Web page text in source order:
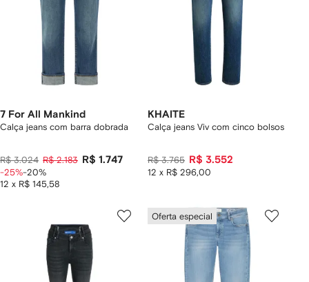
7 For All Mankind
Calça jeans com barra dobrada
R$ 3.024 R$ 2.183 R$ 1.747
12 x R$ 145,58
-25%-20%
KHAITE
Calça jeans Viv com cinco bolsos
R$ 3.765 R$ 3.552
12 x R$ 296,00
Oferta especial